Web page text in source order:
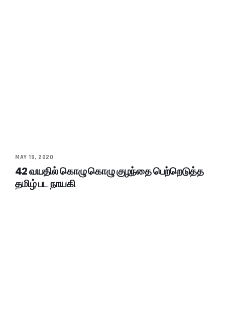
MAY 19, 2020
42 வயதில் கொழு கொழு குழந்தை பெற்றெடுத்த
தமிழ் பட நாயகி